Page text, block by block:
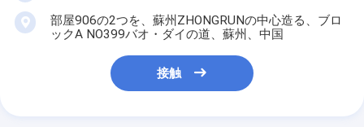
部屋906の2つを、蘇州ZHONGRUNの中心造る、ブロ
ックA NO399バオ・ダイの道、蘇州、中国
接触